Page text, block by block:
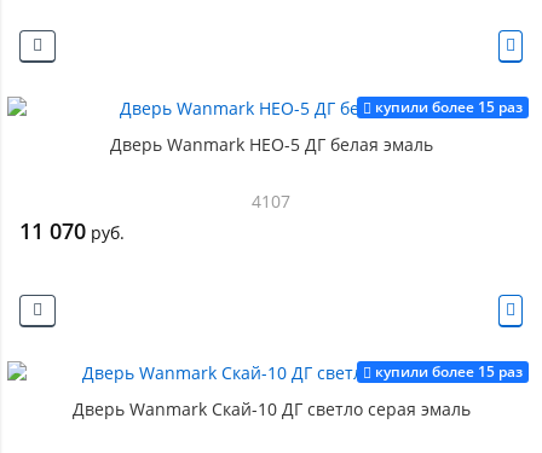
купили более 15 раз
Дверь Wanmark НЕО-5 ДГ белая эмаль
4107
11 070 руб.
купили более 15 раз
Дверь Wanmark Скай-10 ДГ светло серая эмаль